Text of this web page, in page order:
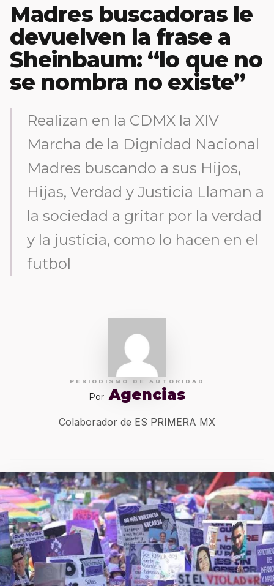
Madres buscadoras le
devuelven la frase a
Sheinbaum: “lo que no
se nombra no existe”
Realizan en la CDMX la XIV
Marcha de la Dignidad Nacional
Madres buscando a sus Hijos,
Hijas, Verdad y Justicia Llaman a
la sociedad a gritar por la verdad
y la justicia, como lo hacen en el
futbol
PERIODISMO DE AUTORIDAD
Por Agencias
Colaborador de ES PRIMERA MX